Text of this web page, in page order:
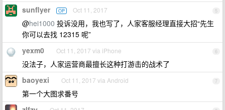
5
sunflyer OP Oct 11, 2017
@hei1000 投诉没用，我也写了，人家客服经理直接大招“先生
你可以去找 12315 呢”
6
yexm0 Oct 11, 2017 via iPhone
没法子，人家运营商最擅长这种打游击的战术了
7
baoyexi Oct 11, 2017 via Android
第一个大图求番号